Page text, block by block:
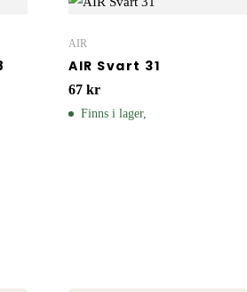
AIR
AIR Svart 31
67 kr
Finns i lager,